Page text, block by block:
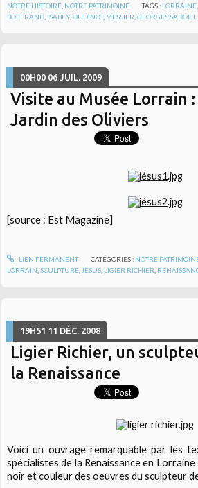
NOTRE HISTOIRE NOTRE PATRIMOINE TAGS : LORRAINE
BOFFRAND ISABEY,OUDINOT, MESSIER ,GEORGES SADOUL
00H00 06 JUIL. 2009
Visite au Musée Lorrain :
Jardin des Oliviers
[source : Est Magazine]
LIEN PERMANENT CATÉGORIES : NOTRE
LORRAIN,SCULPTURE,JÉSUS, LIGIER RICHIER,
19H51 11 DÉC. 2008
Ligier Richier, un
la Renaissance
Voici un ouvrage remarquable par les
spécialistes de la Renaissance en
noir et couleur des oeuvres du sculpteur